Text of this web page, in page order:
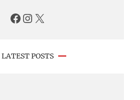
Facebook Instagram X
LATEST POSTS